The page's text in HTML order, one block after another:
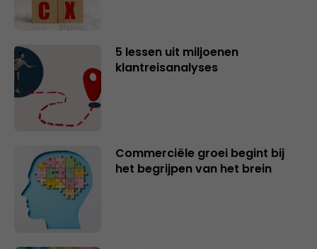
5 lessen uit miljoenen
klantreisanalyses
Commerciële groei begint bij
het begrijpen van het brein